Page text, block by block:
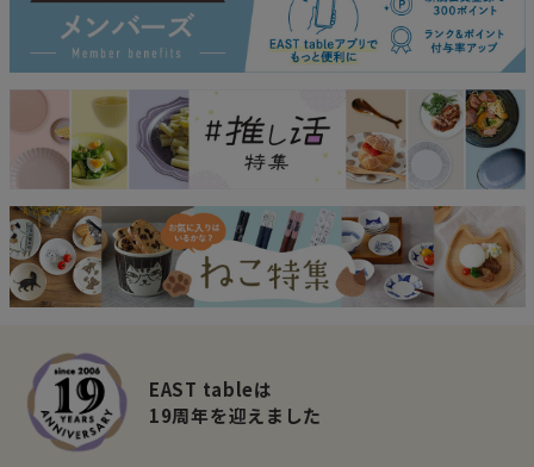
EAST tableは
19周年を迎えました